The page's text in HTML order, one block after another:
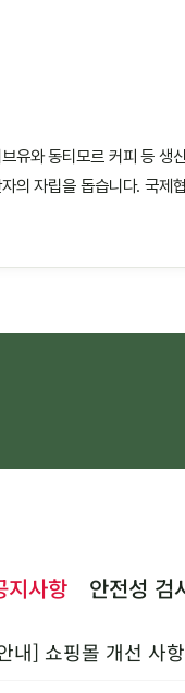
유와 동티모르 커피 등 생
의 자립을 돕습니다. 국제
지사항 안전성 검
내] 쇼핑몰 개선 사